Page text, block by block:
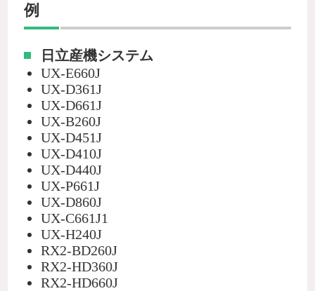
例
日立産機システム
UX-E660J
UX-D361J
UX-D661J
UX-B260J
UX-D451J
UX-D410J
UX-D440J
UX-P661J
UX-D860J
UX-C661J1
UX-H240J
RX2-BD260J
RX2-HD360J
RX2-HD660J